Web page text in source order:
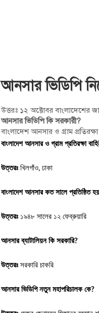
আনসার ভিডিপি
উত্তরঃ ১২ অক্টোবর বাংলাদেশের
আনসার ভিডিপি কি সরকারী?
বাংলাদেশ আনসার ও গ্রাম
বাংলাদেশ আনসার ও গ্রাম প্রতিরক্ষা
উত্তরঃখিলগাঁও, ঢাকা
বাংলাদেশ আনসার কত সালে প্রতিষ্ঠিত
উত্তরঃ১৯৪৮ সালের ১২ ফেব্রুয়ারি
আনসার ব্যাটালিয়ন কি সরকারি?
উত্তরঃসরকারি চাকরি
আনসার ভিডিপি নতুন মহাপরিচালক কে?